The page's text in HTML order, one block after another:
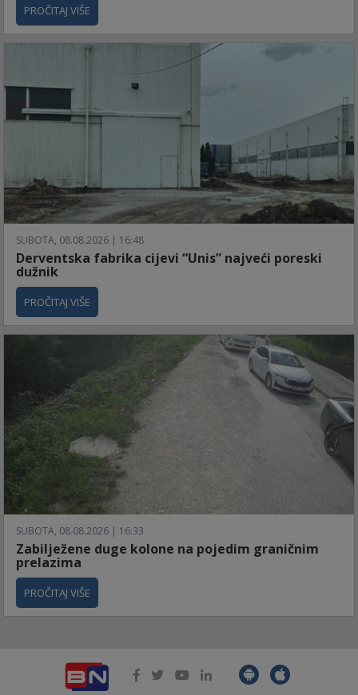
PROČITAJ VIŠE
SUBOTA, 08.08.2026 | 16:48
Derventska fabrika cijevi “Unis” najveći poreski
dužnik
PROČITAJ VIŠE
SUBOTA, 08.08.2026 | 16:33
Zabilježene duge kolone na pojedim graničnim
prelazima
PROČITAJ VIŠE